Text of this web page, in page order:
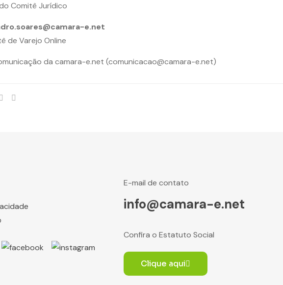
Comitê Jurídico
e.net
de Varejo Online
da camara-e.net (comunicacao@camara-e.net)
E-mail de contato
info@camara-e.net
Confira o Estatuto Social
Clique aqui